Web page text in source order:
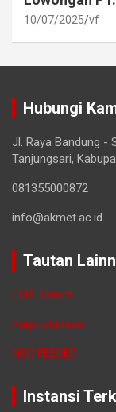
10/07/2025 vf
Hubungi
Jl. Raya Bandung -
Tanjungsari,
081355000872
info@akmet.ac.id
Tautan
LMS Akmet
Perpustakaan
NEO FEEDER
Instansi